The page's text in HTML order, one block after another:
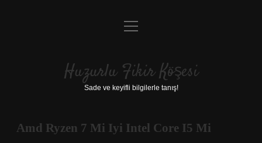
Anasayfa
Yasal Uyarı
menüyü
Huzurlu Fikir Köşesi
Sade ve keyifli bilgilerle tanış!
Amd Ryzen 7 Mi Iyi Intel Core I5 Mi